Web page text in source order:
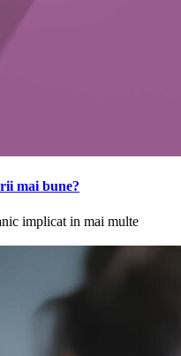
mai bune?
implicat in mai multe